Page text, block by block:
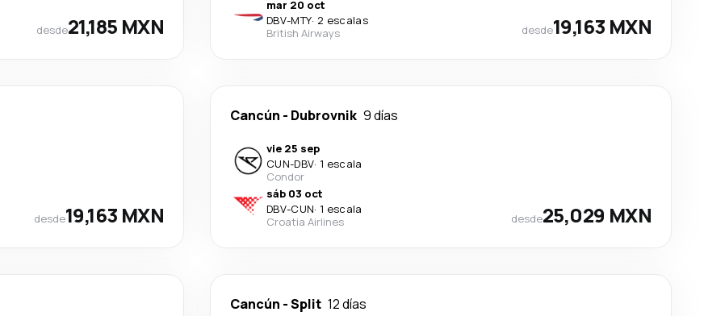
desde21,185 MXN
mar 20 oct
DBV-MTY· 2 escalas
British Airways
desde19,163 MXN
desde19,163 MXN
Cancún - Dubrovnik 9 días
vie 25 sep
CUN-DBV· 1 escala
Condor
sáb 03 oct
DBV-CUN· 1 escala
Croatia Airlines
desde25,029 MXN
Cancún -Split 12 días